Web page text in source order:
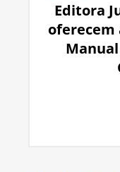
Editora
oferecem